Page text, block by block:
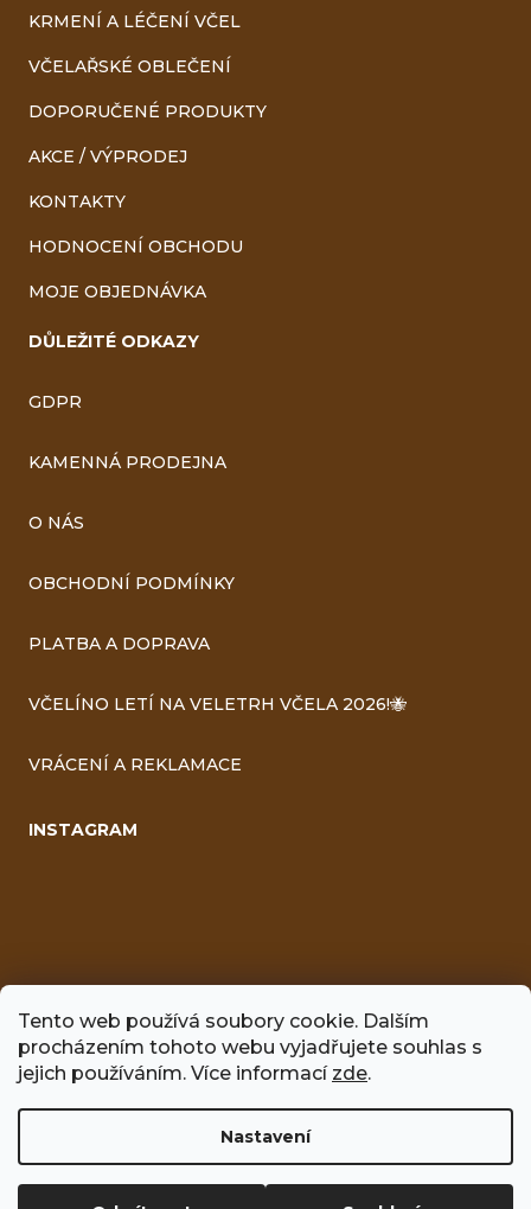
Tento web používá soubory cookie. Dalším
procházením tohoto webu vyjadřujete souhlas s
jejich používáním. Více informací zde.
Nastavení
KRMENÍ A LÉČENÍ VČEL
VČELAŘSKÉ OBLEČENÍ
DOPORUČENÉ PRODUKTY
AKCE / VÝPRODEJ
KONTAKTY
HODNOCENÍ OBCHODU
MOJE OBJEDNÁVKA
DŮLEŽITÉ ODKAZY
GDPR
KAMENNÁ PRODEJNA
O NÁS
OBCHODNÍ PODMÍNKY
PLATBA A DOPRAVA
VČELÍNO LETÍ NA VELETRH VČELA 2026!🐝
VRÁCENÍ A REKLAMACE
INSTAGRAM
FACEBOOK
Vytvořil Shoptet